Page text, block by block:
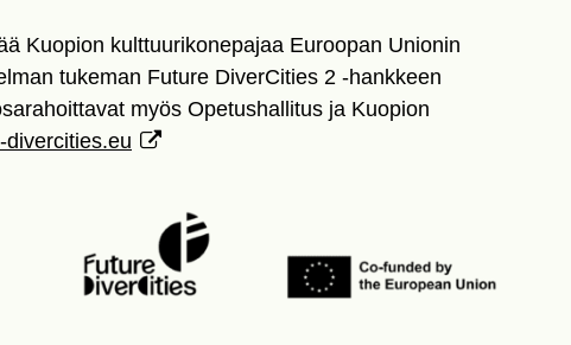
Kuopion kulttuurikonepajaa Euroopan Unionin
tukeman Future DiverCities 2 -hankkeen
myös Opetushallitus ja Kuopion
divercities.eu